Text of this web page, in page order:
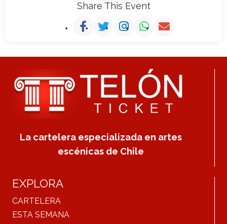
Share This Event
La cartelera especializada en artes
escénicas de Chile
EXPLORA
CARTELERA
ESTA SEMANA